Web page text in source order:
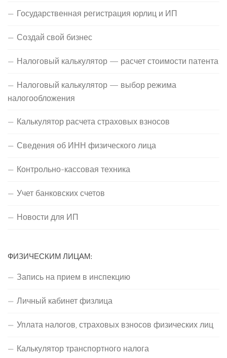
Государственная регистрация юрлиц и ИП
Создай свой бизнес
Налоговый калькулятор — расчет стоимости патента
Налоговый калькулятор — выбор режима
налогообложения
Калькулятор расчета страховых взносов
Сведения об ИНН физического лица
Контрольно-кассовая техника
Учет банковских счетов
Новости для ИП
ФИЗИЧЕСКИМ ЛИЦАМ:
Запись на прием в инспекцию
Личный кабинет физлица
Уплата налогов, страховых взносов физических лиц
Калькулятор транспортного налога